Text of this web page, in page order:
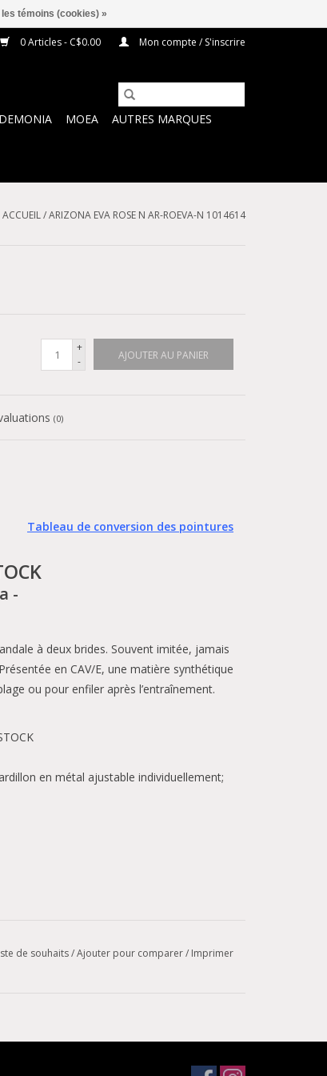
0 Articles - C$0.00 Mon compte / S'inscrire
DEMONIA MOEA
AUTRES MARQUES
ACCUEIL/ARIZONA EVA ROSE N AR-ROEVA-N 1014614
+
-
AJOUTER AU PANIER
(0)
Tableau de conversion des pointures
-
à deux brides. Souvent imitée, jamais
en CAV/E, une matière synthétique
ou pour enfiler après l’entraînement.
en métal ajustable individuellement;
de souhaits/Ajouter pour comparer/ Imprimer
témoins (cookies) »